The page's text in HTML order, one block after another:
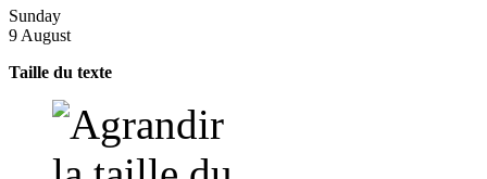
Sunday
9 August
Taille du texte